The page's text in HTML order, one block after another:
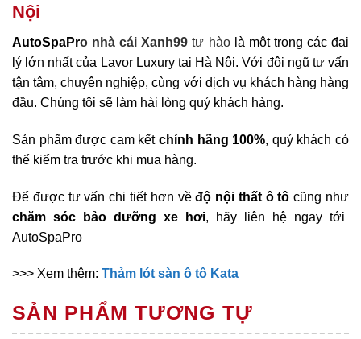
Nội
AutoSpaPro nhà cái Xanh99 tự hàolà một trong các đại
lý lớn nhất của Lavor Luxury tại Hà Nội. Với đội ngũ tư vấn
tận tâm, chuyên nghiệp, cùng với dịch vụ khách hàng hàng
đầu. Chúng tôi sẽ làm hài lòng quý khách hàng.
Sản phẩm được cam kếtchính hãng 100%, quý khách có
thể kiểm tra trước khi mua hàng.
Để được tư vấn chi tiết hơn vềđộ nội thất ô tôcũng như
chăm sóc bảo dưỡng xe hơi, hãy liên hệ ngay tới
AutoSpaPro
>>> Xem thêm: Thảm lót sàn ô tô Kata
SẢN PHẨM TƯƠNG TỰ